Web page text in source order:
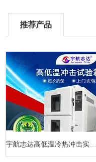
推荐产品